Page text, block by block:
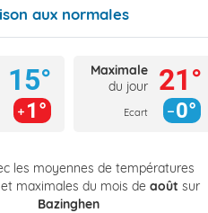
aux normales
15°
1°
Maximale
du jour
Ecart
21°
0°
les moyennes de températures
maximales du mois de août sur
Bazinghen